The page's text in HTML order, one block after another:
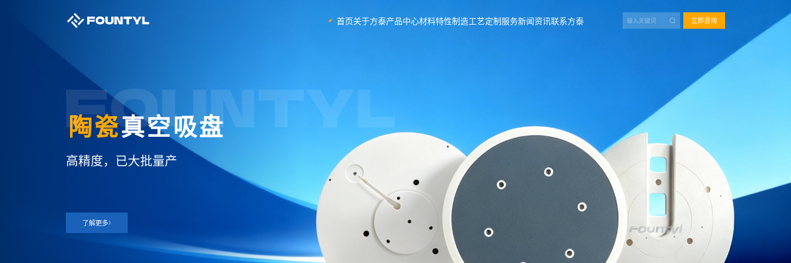
首页 关于方泰产品中心材料特性制造工艺定制服务新闻资讯联系方泰 立即咨询
技术源自日本
本地化沉淀，资深半导体技术团队，支持来图或来样定制
了解更多